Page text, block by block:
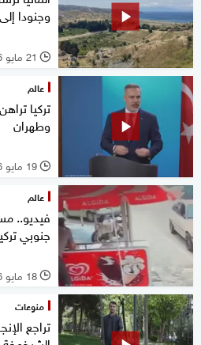
وجنودا
l 21 مايو 2026
عالم
تركيا
وطهران
l 19 مايو 2026
عالم
جنوبي
l 18 مايو 2026
منوعات
تراجع